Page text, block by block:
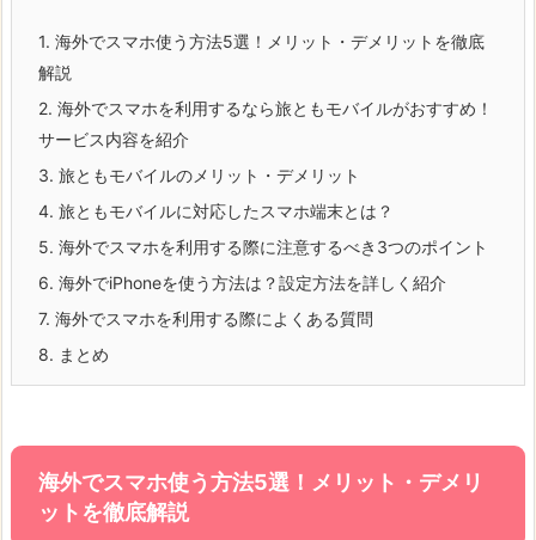
1. 海外でスマホ使う方法5選！メリット・デメリットを徹底
解説
2. 海外でスマホを利用するなら旅ともモバイルがおすすめ！
サービス内容を紹介
3. 旅ともモバイルのメリット・デメリット
4. 旅ともモバイルに対応したスマホ端末とは？
5. 海外でスマホを利用する際に注意するべき3つのポイント
6. 海外でiPhoneを使う方法は？設定方法を詳しく紹介
7. 海外でスマホを利用する際によくある質問
8. まとめ
海外でスマホ使う方法5選！メリット・デメリ
ットを徹底解説